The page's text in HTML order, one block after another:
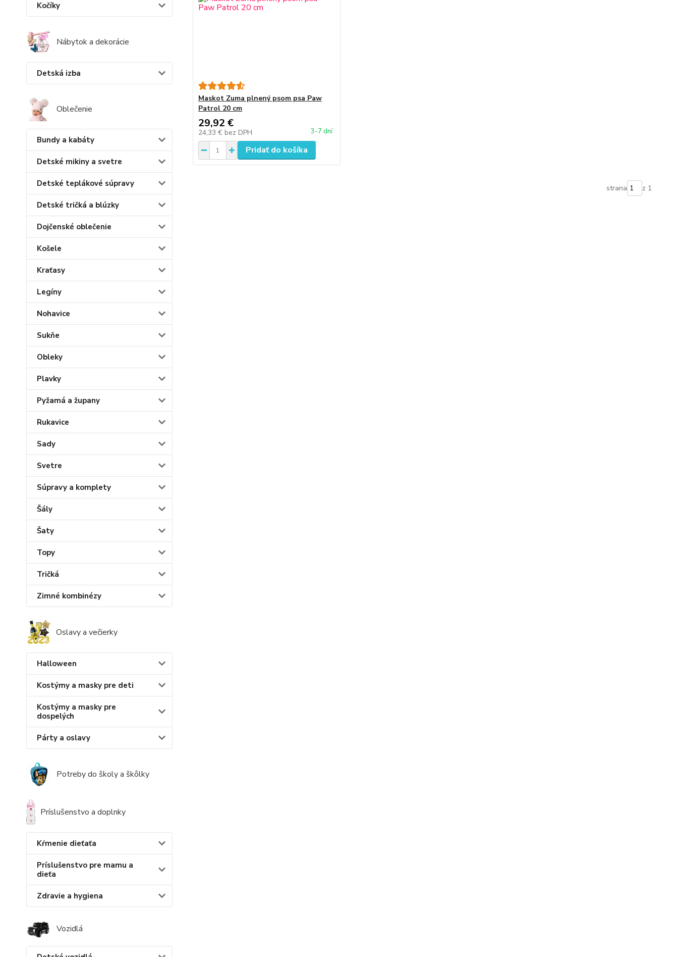
Kočíky
Nábytok a dekorácie
Detská izba
Oblečenie
Bundy a kabáty
Detské mikiny a svetre
Detské teplákové súpravy
Detské tričká a blúzky
Dojčenské oblečenie
Košele
Kraťasy
Legíny
Nohavice
Sukňe
Obleky
Plavky
Pyžamá a župany
Rukavice
Sady
Svetre
Súpravy a komplety
Šály
Šaty
Topy
Tričká
Zimné kombinézy
Oslavy a večierky
Halloween
Kostýmy a masky pre deti
Kostýmy a masky pre
dospelých
Párty a oslavy
Potreby do školy a škôlky
Príslušenstvo a doplnky
Kŕmenie dieťaťa
Príslušenstvo pre mamu a
dieťa
Zdravie a hygiena
Vozidlá
Maskot Zuma plnený psom psa Paw
Patrol 20 cm
29,92 €
24,33 € bez DPH 3-7 dní
Pridať do košíka
strana z 1